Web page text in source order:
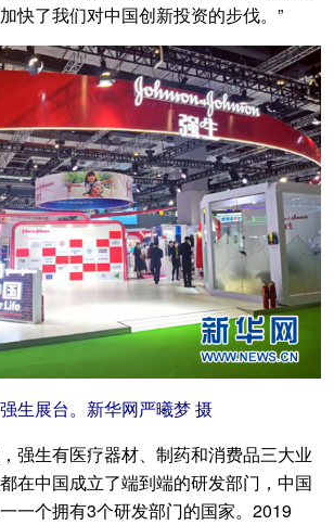
快了我们对中国创新投资的步伐。”
生展台。新华网严曦梦 摄
生有医疗器材、制药和消费品三大业
在中国成立了端到端的研发部门，中国
一个拥有3个研发部门的国家。2019